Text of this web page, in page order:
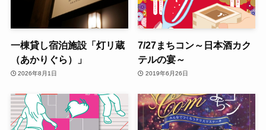
一棟貸し宿泊施設「灯リ蔵
（あかりぐら）」
2026年8月1日
7/27まちコン～日本酒カク
テルの宴～
2019年6月26日